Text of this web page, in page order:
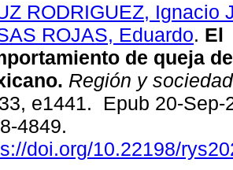
RODRIGUEZ, Ignacio
ROJAS, Eduardo. El
de queja
Región y sociedad
e1441. Epub 20-Sep-
4849.
doi.org/10.22198/